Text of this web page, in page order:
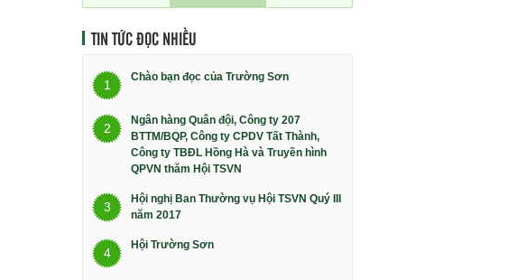
TIN TỨC ĐỌC NHIỀU
1
Chào bạn đọc của Trường Sơn
2
Ngân hàng Quân đội, Công ty 207
BTTM/BQP, Công ty CPDV Tất Thành,
Công ty TBĐL Hồng Hà và Truyền hình
QPVN thăm Hội TSVN
3
Hội nghị Ban Thường vụ Hội TSVN Quý III
năm 2017
4
Hội Trường Sơn